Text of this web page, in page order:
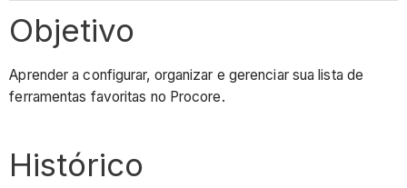
Objetivo
Aprender a configurar, organizar e gerenciar sua lista de
ferramentas favoritas no Procore.
Histórico